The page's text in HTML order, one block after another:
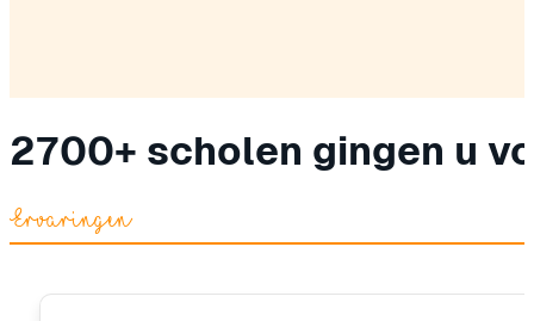
2700+ scholen gingen u
Ervaringen